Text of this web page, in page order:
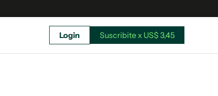
Login Suscribite x US$ 3,45